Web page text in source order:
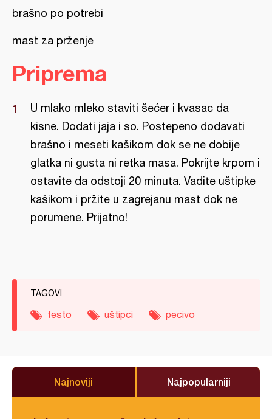
brašno po potrebi
mast za prženje
Priprema
U mlako mleko staviti šećer i kvasac da
kisne. Dodati jaja i so. Postepeno dodavati
brašno i meseti kašikom dok se ne dobije
glatka ni gusta ni retka masa. Pokrijte krpom i
ostavite da odstoji 20 minuta. Vadite uštipke
kašikom i pržite u zagrejanu mast dok ne
porumene. Prijatno!
TAGOVI
testo uštipci pecivo
Najnoviji Najpopularniji